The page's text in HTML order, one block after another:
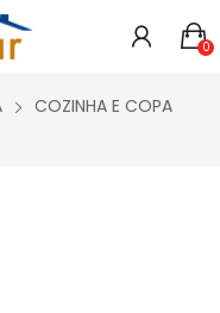
and mobile -
and track assets. 0
COZINHA E COPA